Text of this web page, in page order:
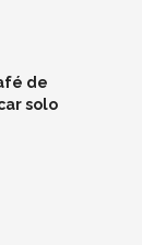
de
solo